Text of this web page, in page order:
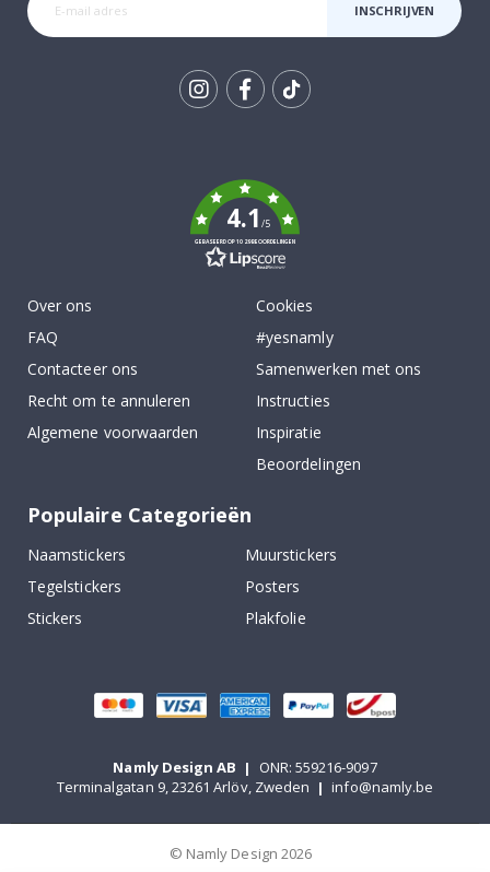
INSCHRIJVEN
4.1/5
GEBASEERD OP 1029 BEOORDELINGEN
Over ons
FAQ
Contacteer ons
Recht om te annuleren
Algemene voorwaarden
Cookies
#yesnamly
Samenwerken met ons
Instructies
Inspiratie
Beoordelingen
Populaire Categorieën
Naamstickers
Muurstickers
Tegelstickers
Posters
Stickers
Plakfolie
Namly Design AB |
ONR: 559216-9097
Terminalgatan 9, 23261 Arlöv, Zweden | info@namly.be
© Namly Design 2026